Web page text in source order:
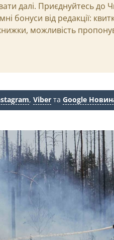
далі. Приєднуйтесь до
бонуси від редакції:
можливість
, Viber та Google